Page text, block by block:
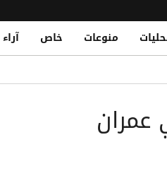
منوعات خاص آراء